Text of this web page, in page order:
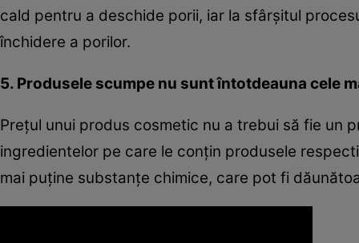
cald pentru a deschide porii, iar la sfârşitul
închidere a porilor.
5. Produsele scumpe nu sunt întotdeauna cele
Preţul unui produs cosmetic nu a trebui să fie un
ingredientelor pe care le conţin produsele
mai puţine substanţe chimice, care pot fi